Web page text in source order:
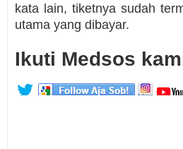
kata lain, tiketnya sudah
utama yang dibayar.
Ikuti Medsos